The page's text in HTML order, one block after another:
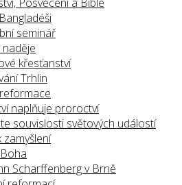
seminář
naděje
křesťanství
Trhlin
naplňuje proroctví
souvislosti světových událostí
zamyšlení
Scharffenberg v Brně